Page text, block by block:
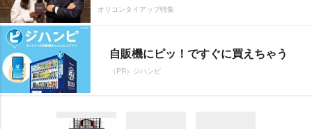
オリコンタイアップ特集
自販機にピッ！ですぐに買えちゃう
（PR）ジハンピ